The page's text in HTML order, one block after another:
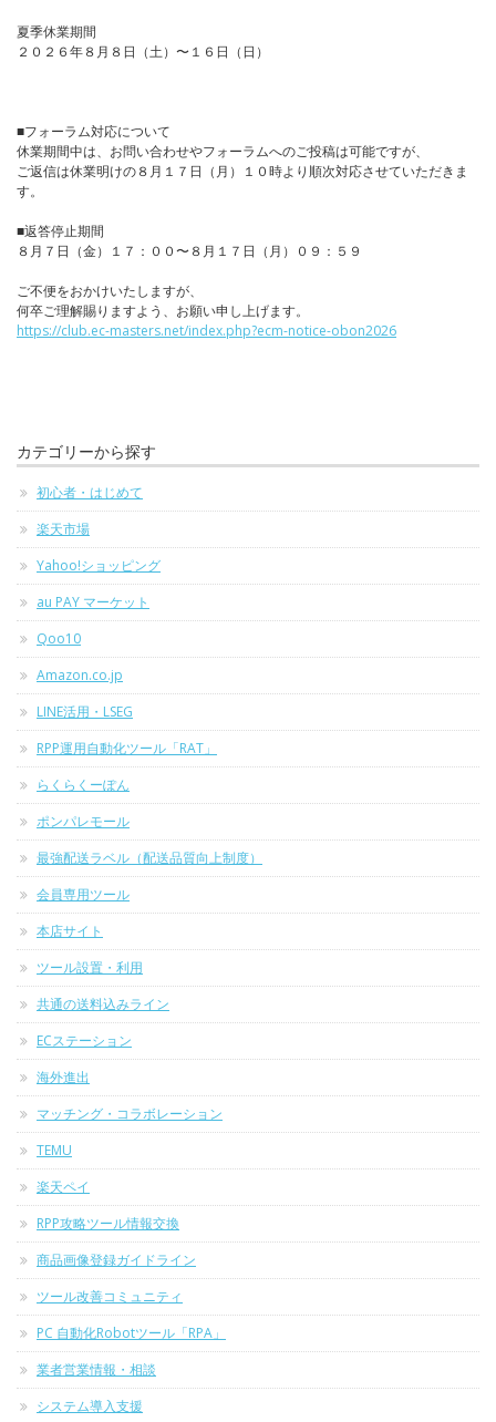
夏季休業期間
２０２６年８月８日（土）〜１６日（日）
■フォーラム対応について
休業期間中は、お問い合わせやフォーラムへのご投稿は可能ですが、
ご返信は休業明けの８月１７日（月）１０時より順次対応させていただきま
す。
■返答停止期間
８月７日（金）１７：００〜８月１７日（月）０９：５９
ご不便をおかけいたしますが、
何卒ご理解賜りますよう、お願い申し上げます。
https://club.ec-masters.net/index.php?ecm-notice-obon2026
カテゴリーから探す
初心者・はじめて
楽天市場
Yahoo!ショッピング
au PAY マーケット
Qoo10
Amazon.co.jp
LINE活用・LSEG
RPP運用自動化ツール「RAT」
らくらくーぽん
ポンパレモール
最強配送ラベル（配送品質向上制度）
会員専用ツール
本店サイト
ツール設置・利用
共通の送料込みライン
ECステーション
海外進出
マッチング・コラボレーション
TEMU
楽天ペイ
RPP攻略ツール情報交換
商品画像登録ガイドライン
ツール改善コミュニティ
PC 自動化Robotツール「RPA」
業者営業情報・相談
システム導入支援